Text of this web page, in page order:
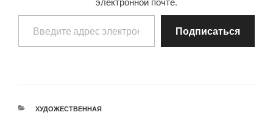
Введите адрес электронной почты…
Подписаться
РУБРИКИ
ХУДОЖЕСТВЕННАЯ